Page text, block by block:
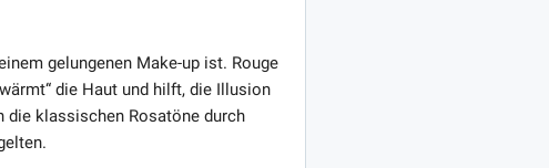
gelungenen Make-up ist. Rouge
die Haut und hilft, die Illusion
die klassischen Rosatöne durch